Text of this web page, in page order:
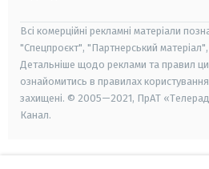
Всі комерційні рекламні матеріали
"Спецпроєкт", "Партнерський
Детальніше щодо реклами та правил
ознайомитись в правилах
захищені. © 2005—2021, ПрАТ
Канал.